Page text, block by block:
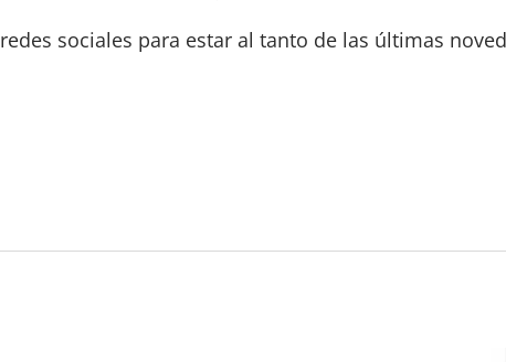
sociales para estar al tanto de las últimas